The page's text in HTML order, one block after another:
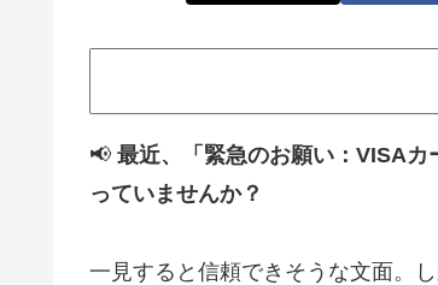
📢 最近、「緊急のお願い：VISA
っていませんか？
一見すると信頼できそうな文面。